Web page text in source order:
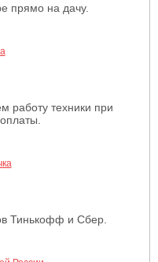
прямо на дачу.
работу техники при
Тинькофф и Сбер.